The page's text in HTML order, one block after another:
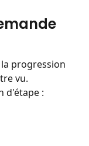
progression
vu.
d'étape :